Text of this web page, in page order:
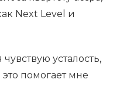
Next Level и
усталость,
помогает мне